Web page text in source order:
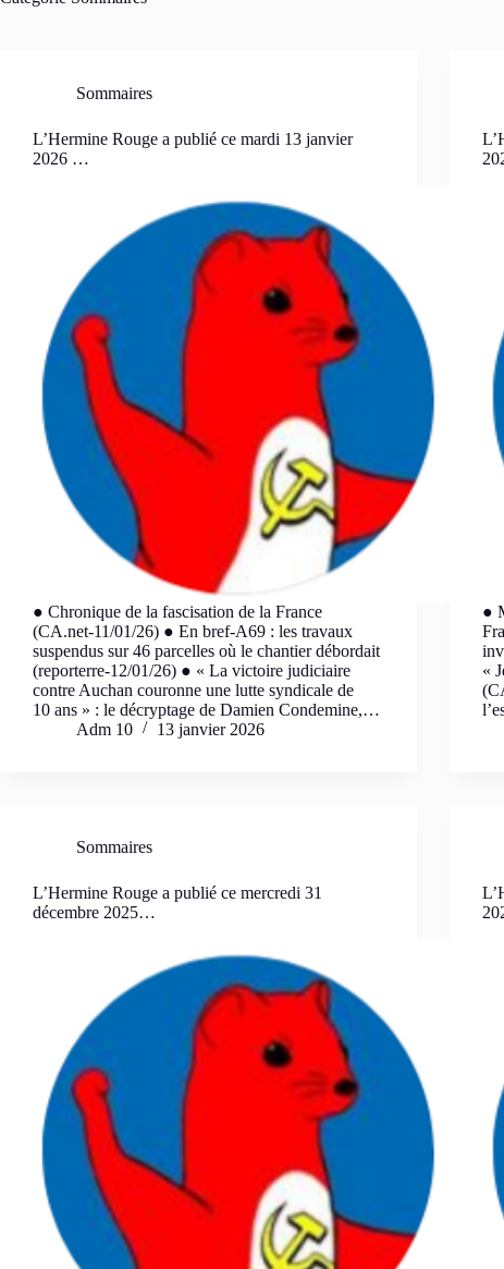
Sommaires
L’Hermine Rouge a publié ce mardi 13 janvier
2026 …
● Chronique de la fascisation de la France
(CA.net-11/01/26) ● En bref-A69 : les travaux
suspendus sur 46 parcelles où le chantier débordait
(reporterre-12/01/26) ● « La victoire judiciaire
contre Auchan couronne une lutte syndicale de
10 ans » : le décryptage de Damien Condemine,…
Adm 10
13 janvier 2026
●
«
Sommaires
L’Hermine Rouge a publié ce mercredi 31
décembre 2025…